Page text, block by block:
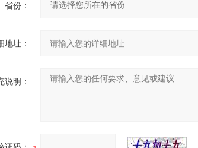
省份：
地址：
说明：